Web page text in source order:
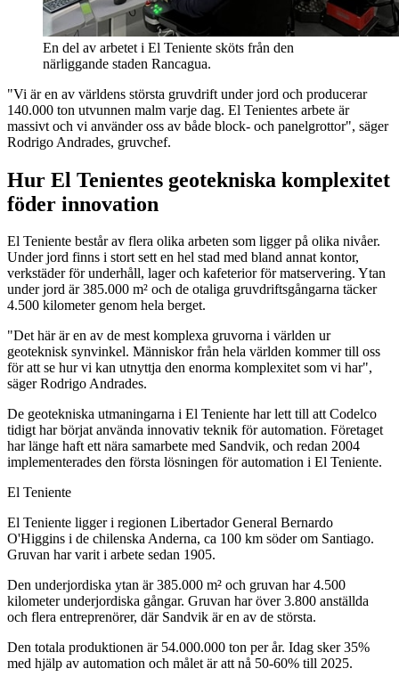
En del av arbetet i El Teniente sköts från den
närliggande staden Rancagua.
"Vi är en av världens största gruvdrift under jord och producerar
140.000 ton utvunnen malm varje dag. El Tenientes arbete är
massivt och vi använder oss av både block- och panelgrottor", säger
Rodrigo Andrades, gruvchef.
Hur El Tenientes geotekniska komplexitet
föder innovation
El Teniente består av flera olika arbeten som ligger på olika nivåer.
Under jord finns i stort sett en hel stad med bland annat kontor,
verkstäder för underhåll, lager och kafeterior för matservering. Ytan
under jord är 385.000 m² och de otaliga gruvdriftsgångarna täcker
4.500 kilometer genom hela berget.
"Det här är en av de mest komplexa gruvorna i världen ur
geoteknisk synvinkel. Människor från hela världen kommer till oss
för att se hur vi kan utnyttja den enorma komplexitet som vi har",
säger Rodrigo Andrades.
De geotekniska utmaningarna i El Teniente har lett till att Codelco
tidigt har börjat använda innovativ teknik för automation. Företaget
har länge haft ett nära samarbete med Sandvik, och redan 2004
implementerades den första lösningen för automation i El Teniente.
El Teniente
El Teniente ligger i regionen Libertador General Bernardo
O'Higgins i de chilenska Anderna, ca 100 km söder om Santiago.
Gruvan har varit i arbete sedan 1905.
Den underjordiska ytan är 385.000 m² och gruvan har 4.500
kilometer underjordiska gångar. Gruvan har över 3.800 anställda
och flera entreprenörer, där Sandvik är en av de största.
Den totala produktionen är 54.000.000 ton per år. Idag sker 35%
med hjälp av automation och målet är att nå 50-60% till 2025.